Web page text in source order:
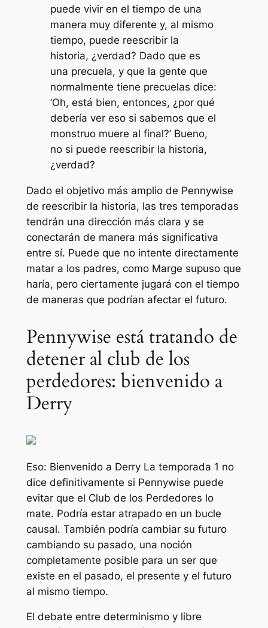
puede vivir en el tiempo de una
manera muy diferente y, al mismo
tiempo, puede reescribir la
historia, ¿verdad? Dado que es
una precuela, y que la gente que
normalmente tiene precuelas dice:
‘Oh, está bien, entonces, ¿por qué
debería ver eso si sabemos que el
monstruo muere al final?’ Bueno,
no si puede reescribir la historia,
¿verdad?
Dado el objetivo más amplio de Pennywise
de reescribir la historia, las tres temporadas
tendrán una dirección más clara y se
conectarán de manera más significativa
entre sí. Puede que no intente directamente
matar a los padres, como Marge supuso que
haría, pero ciertamente jugará con el tiempo
de maneras que podrían afectar el futuro.
Pennywise está tratando de
detener al club de los
perdedores: bienvenido a
Derry
Eso: Bienvenido a DerryLa temporada 1 no
dice definitivamente si Pennywise puede
evitar que el Club de los Perdedores lo
mate. Podría estar atrapado en un bucle
causal. También podría cambiar su futuro
cambiando su pasado, una noción
completamente posible para un ser que
existe en el pasado, el presente y el futuro
al mismo tiempo.
El debate entre determinismo y libre